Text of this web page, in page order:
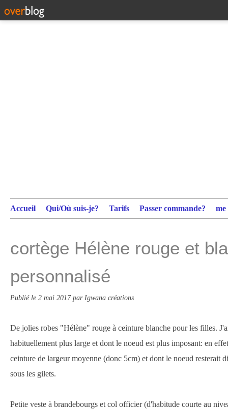
Accueil Qui/Où suis-je? Tarifs Passer commande?
cortège Hélène rouge et
personnalisé
Publié le 2 mai 2017par Igwana créations
De jolies robes "Hélène" rouge à ceinture blanche pour les filles.
habituellement plus large et dont le noeud est plus imposant: en
ceinture de largeur moyenne (donc 5cm) et dont le noeud resterait
sous les gilets.
Petite veste à brandebourgs et col officier (d'habitude courte au